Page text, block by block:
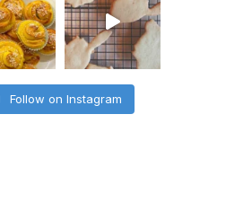
Follow on Instagram